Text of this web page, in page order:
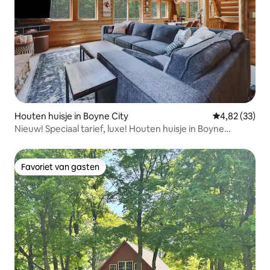
Houten huisje in Boyne City Gemiddelde
4,82 (33)
Nieuw! Speciaal tarief, luxe! Houten huisje in Boyne
Favoriet van gasten
Favoriet van gasten